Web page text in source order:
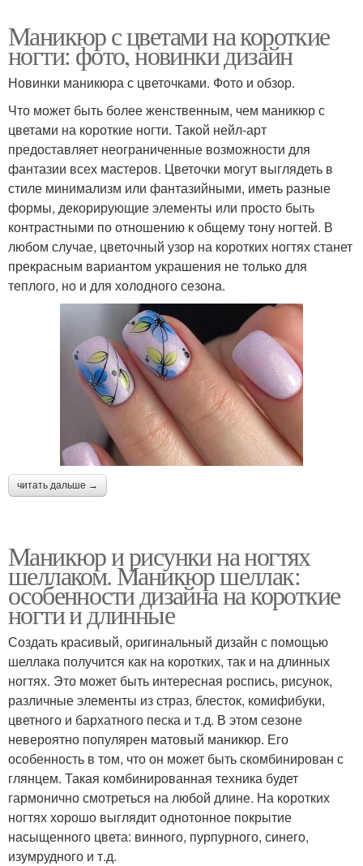
Маникюр с цветами на короткие
ногти: фото, новинки дизайн
Новинки маникюра с цветочками. Фото и обзор.
Что может быть более женственным, чем маникюр с
цветами на короткие ногти. Такой нейл-арт
предоставляет неограниченные возможности для
фантазии всех мастеров. Цветочки могут выглядеть в
стиле минимализм или фантазийными, иметь разные
формы, декорирующие элементы или просто быть
контрастными по отношению к общему тону ногтей. В
любом случае, цветочный узор на коротких ногтях станет
прекрасным вариантом украшения не только для
теплого, но и для холодного сезона.
читать дальше →
Маникюр и рисунки на ногтях
шеллаком. Маникюр шеллак:
особенности дизайна на короткие
ногти и длинные
Создать красивый, оригинальный дизайн с помощью
шеллака получится как на коротких, так и на длинных
ногтях. Это может быть интересная роспись, рисунок,
различные элементы из страз, блесток, комифибуки,
цветного и бархатного песка и т.д. В этом сезоне
невероятно популярен матовый маникюр. Его
особенность в том, что он может быть скомбинирован с
глянцем. Такая комбинированная техника будет
гармонично смотреться на любой длине. На коротких
ногтях хорошо выглядит однотонное покрытие
насыщенного цвета: винного, пурпурного, синего,
изумрудного и т.д.